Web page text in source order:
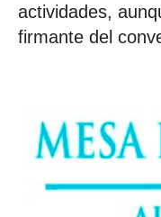
actividades,
firmante del